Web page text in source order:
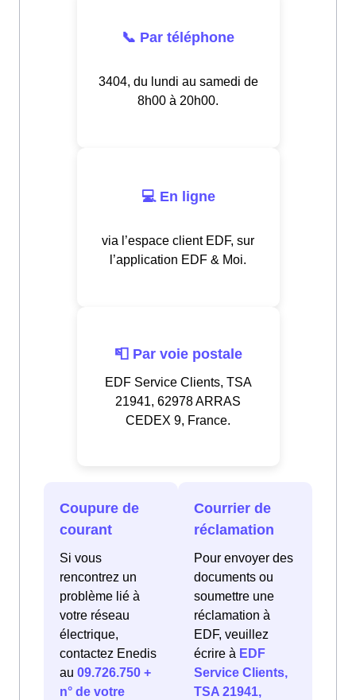
📞 Par téléphone
3404, du lundi au samedi de
8h00 à 20h00.
💻 En ligne
via l’espace client EDF, sur
l’application EDF & Moi.
📮 Par voie postale
EDF Service Clients, TSA
21941, 62978 ARRAS
CEDEX 9, France.
Coupure de
courant
Si vous
rencontrez un
problème lié à
votre réseau
électrique,
contactez Enedis
au 09.726.750 +
n° de votre
Courrier de
réclamation
Pour envoyer des
documents ou
soumettre une
réclamation à
EDF, veuillez
écrire à EDF
Service Clients,
TSA 21941,